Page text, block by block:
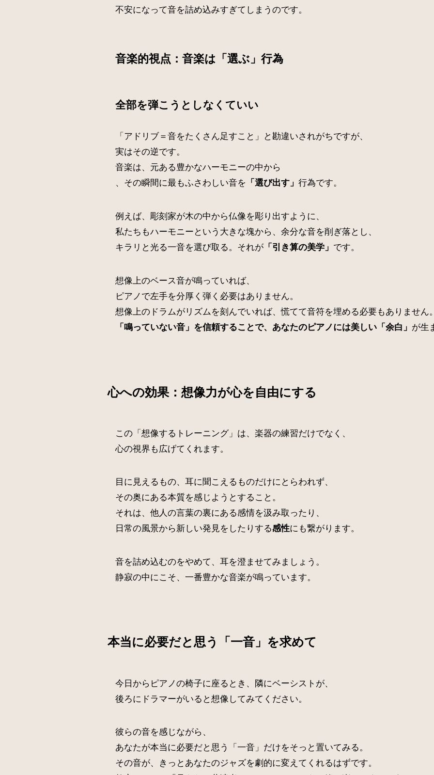
不安になって音を詰め込みすぎてしまうのです。
音楽的視点：音楽は「選ぶ」行為
全部を弾こうとしなくていい
「アドリブ＝音をたくさん足すこと」と勘違いされがちですが、
実はその逆です。
音楽は、元ある豊かなハーモニーの中から
、その瞬間に最もふさわしい音を 「選び出す」 行為です。
例えば、彫刻家が木の中から仏像を彫り出すように、
私たちもハーモニーという大きな塊から、余分な音を削ぎ落とし、
キラリと光る一音を選び取る。それが 「引き算の美学」 です。
想像上のベース音が鳴っていれば、
ピアノで左手を分厚く弾く必要はありません。
想像上のドラムがリズムを刻んでいれば、慌てて音符を埋める必要もありません
「鳴っていない音」を信頼することで、あなたのピアノには美しい「余白」 が生
心への効果：想像力が心を自由にする
この「想像するトレーニング」は、楽器の練習だけでなく、
心の視界も広げてくれます。
目に見えるもの、耳に聞こえるものだけにとらわれず、
その奥にある本質を感じようとすること。
それは、他人の言葉の裏にある感情を汲み取ったり、
日常の風景から新しい発見をしたりする感性にも繋がります。
音を詰め込むのをやめて、耳を澄ませてみましょう。
静寂の中にこそ、一番豊かな音楽が鳴っています。
本当に必要だと思う「一音」を求めて
今日からピアノの椅子に座るとき、隣にベーシストが、
後ろにドラマーがいると想像してみてください。
彼らの音を感じながら、
あなたが本当に必要だと思う「一音」だけをそっと置いてみる。
その音が、きっとあなたのジャズを劇的に変えてくれるはずです。